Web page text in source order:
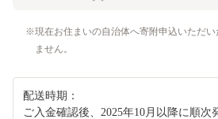
現在お住まいの自治体へ寄附申込いただ
ません。
配送時期：
ご入金確認後、2025年10月以降に順次